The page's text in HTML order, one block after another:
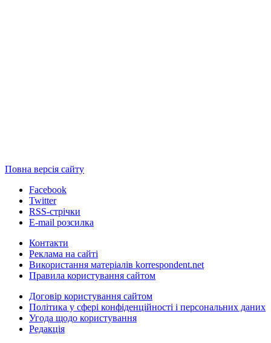
Повна версія сайту
Facebook
Twitter
RSS-стрічки
E-mail розсилка
Контакти
Реклама на сайті
Використання матеріалів korrespondent.net
Правила користування сайтом
Договір користування сайтом
Політика у сфері конфіденційності і персональних даних
Угода щодо користування
Редакція